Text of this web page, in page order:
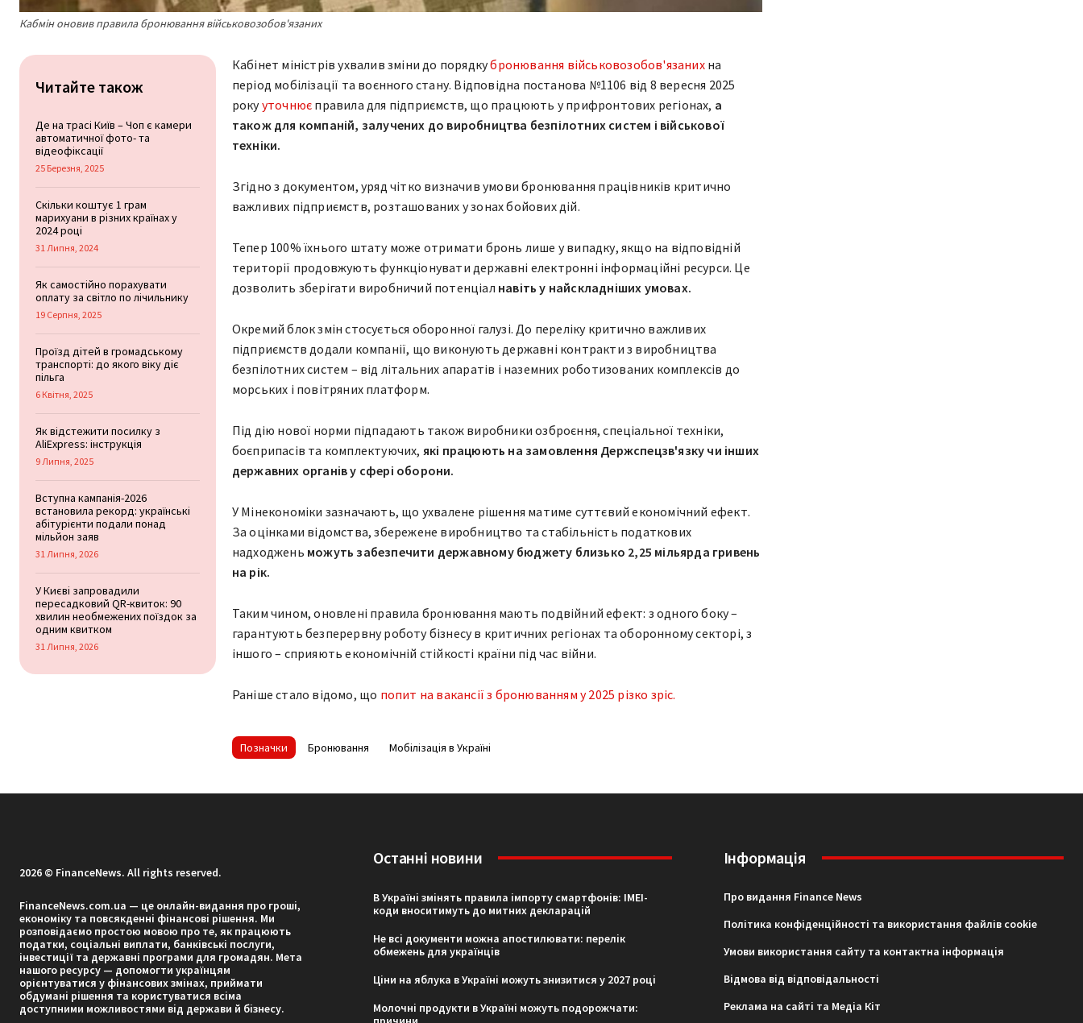
Кабмін оновив правила бронювання військовозобов'язаних
Читайте також
Де на трасі Київ – Чоп є камери
автоматичної фото- та
відеофіксації
25 Березня, 2025
Скільки коштує 1 грам
марихуани в різних країнах у
2024 році
31 Липня, 2024
Як самостійно порахувати
оплату за світло по лічильнику
19 Серпня, 2025
Проїзд дітей в громадському
транспорті: до якого віку діє
пільга
6 Квітня, 2025
Як відстежити посилку з
AliExpress: інструкція
9 Липня, 2025
Вступна кампанія-2026
встановила рекорд: українські
абітурієнти подали понад
мільйон заяв
31 Липня, 2026
У Києві запровадили
пересадковий QR-квиток: 90
хвилин необмежених поїздок за
одним квитком
31 Липня, 2026
Кабінет міністрів ухвалив зміни до порядкубронювання військовозобов'язаних на
період мобілізації та воєнного стану. Відповідна постанова №1106 від 8 вересня 2025
рокууточнює правила для підприємств, що працюють у прифронтових регіонах, а
також для компаній, залучених до виробництва безпілотних систем і військової
техніки.
Згідно з документом, уряд чітко визначив умови бронювання працівників критично
важливих підприємств, розташованих у зонах бойових дій.
Тепер 100% їхнього штату може отримати бронь лише у випадку, якщо на відповідній
території продовжують функціонувати державні електронні інформаційні ресурси. Це
дозволить зберігати виробничий потенціал навіть у найскладніших умовах.
Окремий блок змін стосується оборонної галузі. До переліку критично важливих
підприємств додали компанії, що виконують державні контракти з виробництва
безпілотних систем – від літальних апаратів і наземних роботизованих комплексів до
морських і повітряних платформ.
Під дію нової норми підпадають також виробники озброєння, спеціальної техніки,
боєприпасів та комплектуючих, які працюють на замовлення Держспецзв'язку чи інших
державних органів у сфері оборони.
У Мінекономіки зазначають, що ухвалене рішення матиме суттєвий економічний ефект.
За оцінками відомства, збережене виробництво та стабільність податкових
надходжень можуть забезпечити державному бюджету близько 2,25 мільярда гривень
на рік.
Таким чином, оновлені правила бронювання мають подвійний ефект: з одного боку –
гарантують безперервну роботу бізнесу в критичних регіонах та оборонному секторі, з
іншого – сприяють економічній стійкості країни під час війни.
Раніше стало відомо, що попит на вакансії з бронюванням у 2025 різко зріс.
Позначки Бронювання Мобілізація в Україні
2026 © FinanceNews. All rights reserved.
FinanceNews.com.ua — це онлайн-видання про гроші,
економіку та повсякденні фінансові рішення. Ми
розповідаємо простою мовою про те, як працюють
податки, соціальні виплати, банківські послуги,
інвестиції та державні програми для громадян. Мета
нашого ресурсу — допомогти українцям
орієнтуватися у фінансових змінах, приймати
обдумані рішення та користуватися всіма
доступними можливостями від держави й бізнесу.
Останні новини
В Україні змінять правила імпорту смартфонів: IMEI-
коди вноситимуть до митних декларацій
Не всі документи можна апостилювати: перелік
обмежень для українців
Ціни на яблука в Україні можуть знизитися у 2027 році
Молочні продукти в Україні можуть подорожчати:
Інформація
Про видання Finance News
Політика конфіденційності та використання файлів cookie
Умови використання сайту та контактна інформація
Відмова від відповідальності
Реклама на сайті та Медіа Кіт